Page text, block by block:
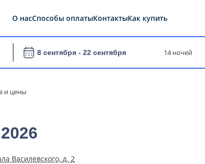
О насСпособы оплатыКонтактыКак купить
8 сентября - 22 сентября 14 ночей
и цены
Василевского, д. 2